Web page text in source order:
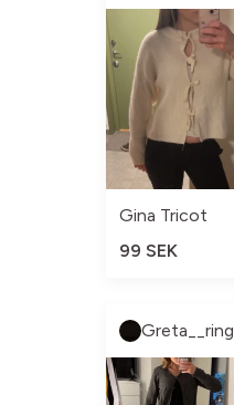
Gina Tricot
99 SEK
Greta__ring